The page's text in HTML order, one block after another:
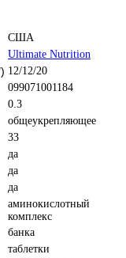
США
Ultimate Nutrition
12/12/20
099071001184
0.3
общеукрепляющее
33
да
да
да
аминокислотный
комплекс
банка
таблетки